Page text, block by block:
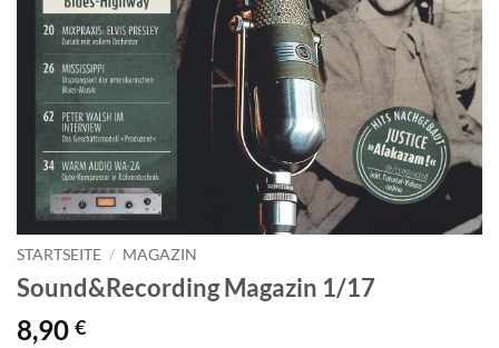
STARTSEITE / MAGAZIN
Sound&Recording Magazin 1/17
8,90 €